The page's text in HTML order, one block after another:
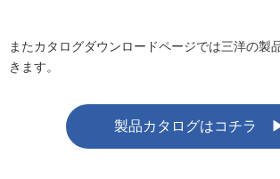
またカタログダウンロードページでは三洋の製
きます。
製品カタログはコチラ